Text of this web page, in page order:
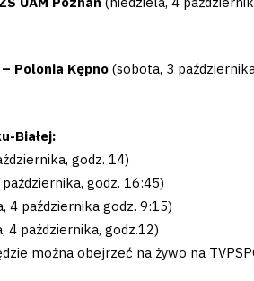
Polonia Kępno (sobota, 3
Białej:
godz. 14)
godz. 16:45)
4 października godz. 9:15)
4 października, godz.12)
można obejrzeć na żywo na